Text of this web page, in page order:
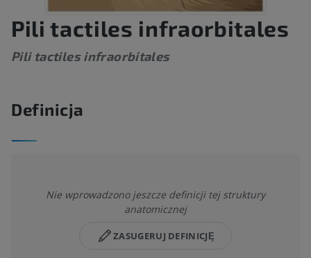
Pili tactiles infraorbitales
Pili tactiles infraorbitales
Definicja
Nie wprowadzono jeszcze definicji tej struktury
anatomicznej
ZASUGERUJ DEFINICJĘ